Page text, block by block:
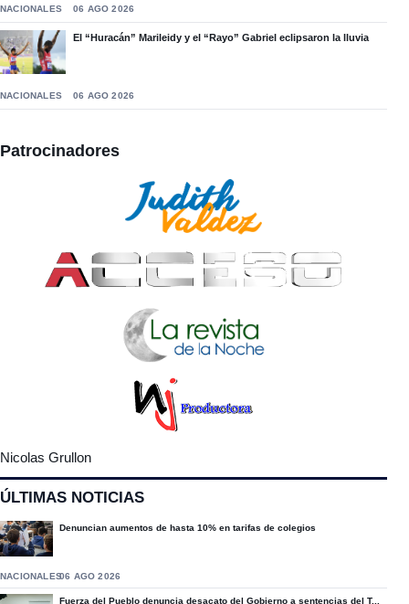
NACIONALES 06 AGO 2026
El “Huracán” Marileidy y el “Rayo” Gabriel eclipsaron la lluvia
NACIONALES 06 AGO 2026
Patrocinadores
Nicolas Grullon
ÚLTIMAS NOTICIAS
Denuncian aumentos de hasta 10% en tarifas de colegios
NACIONALES06 AGO 2026
Fuerza del Pueblo denuncia desacato del Gobierno a sentencias del T...